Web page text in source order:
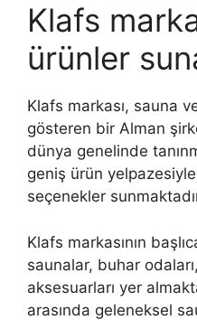
Klafs
ürünler
Klafs markası, sauna
gösteren bir Alman
dünya genelinde
geniş ürün
seçenekler
Klafs markasının
saunalar, buhar
aksesuarları yer
arasında geleneksel